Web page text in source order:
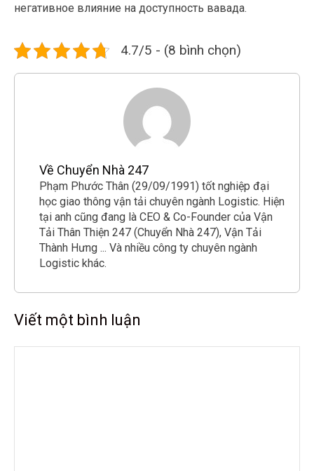
негативное влияние на доступность вавада.
4.7/5 - (8 bình chọn)
Về Chuyển Nhà 247
Phạm Phước Thân (29/09/1991) tốt nghiệp đại
học giao thông vận tải chuyên ngành Logistic. Hiện
tại anh cũng đang là CEO & Co-Founder của Vận
Tải Thân Thiện 247 (Chuyển Nhà 247), Vận Tải
Thành Hưng ... Và nhiều công ty chuyên ngành
Logistic khác.
Viết một bình luận